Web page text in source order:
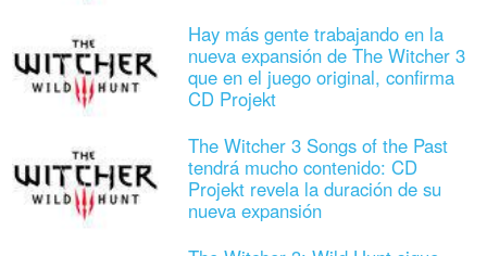
Hay más gente trabajando en la
nueva expansión de The Witcher 3
que en el juego original, confirma
CD Projekt
The Witcher 3 Songs of the Past
tendrá mucho contenido: CD
Projekt revela la duración de su
nueva expansión